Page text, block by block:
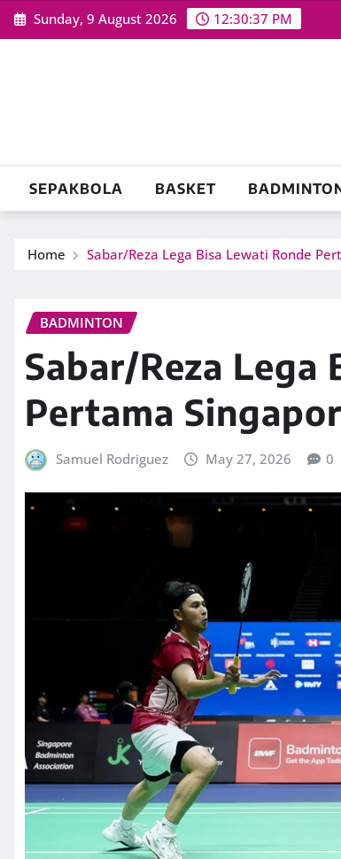
Skip
to
Sunday, 9 August 2026 12:30:38 PM
SEPAKBOLA BASKET
Home Sabar/Reza Lega Bisa Lewati Ronde
BADMINTON
Sabar/Reza Lega
Pertama
Samuel Rodriguez May 27, 2026 0